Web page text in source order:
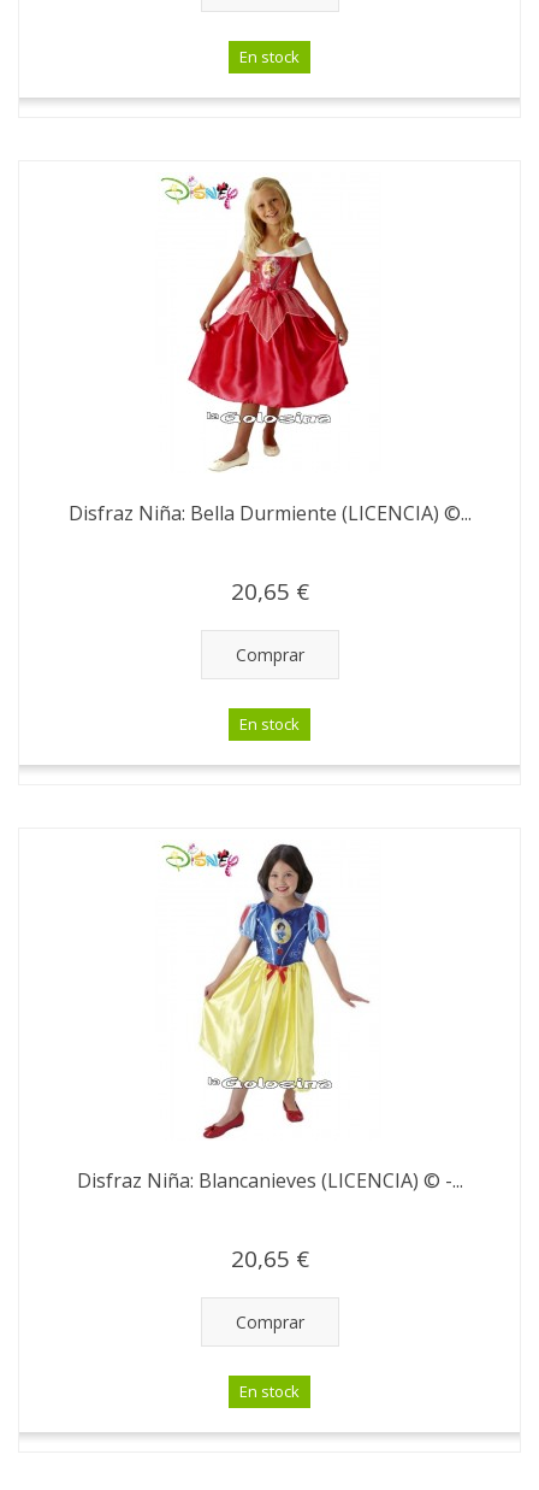
En stock
Disfraz Niña: Bella Durmiente (LICENCIA) ©...
20,65 €
Comprar
En stock
Disfraz Niña: Blancanieves (LICENCIA) © -...
20,65 €
Comprar
En stock